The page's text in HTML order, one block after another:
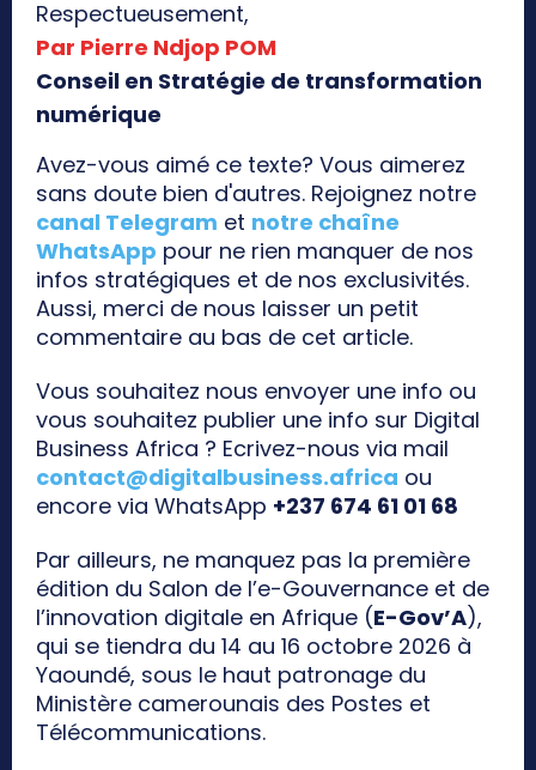
Respectueusement,
Par Pierre Ndjop POM
Conseil en Stratégie de transformation
numérique
Avez-vous aimé ce texte? Vous aimerez
sans doute bien d'autres. Rejoignez notre
canal Telegram et notre chaîne
WhatsApp pour ne rien manquer de nos
infos stratégiques et de nos exclusivités.
Aussi, merci de nous laisser un petit
commentaire au bas de cet article.
Vous souhaitez nous envoyer une info ou
vous souhaitez publier une info sur Digital
Business Africa ? Ecrivez-nous via mail
contact@digitalbusiness.africa ou
encore via WhatsApp +237 674 61 01 68
Par ailleurs, ne manquez pas la première
édition du Salon de l’e-Gouvernance et de
l’innovation digitale en Afrique (E-Gov’A),
qui se tiendra du 14 au 16 octobre 2026 à
Yaoundé, sous le haut patronage du
Ministère camerounais des Postes et
Télécommunications.